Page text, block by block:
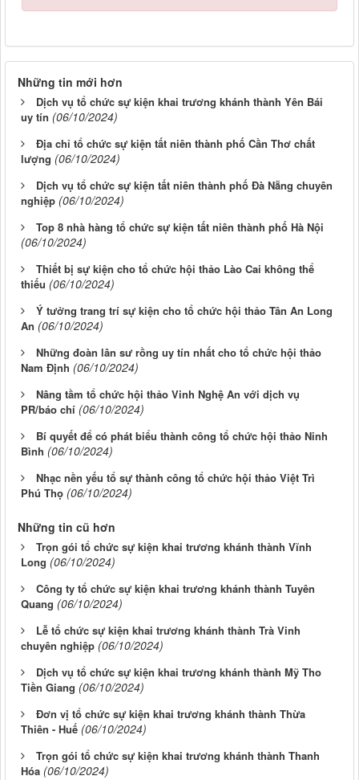
Những tin mới hơn
Dịch vụ tổ chức sự kiện khai trương khánh thành Yên Bái
uy tín (06/10/2024)
Địa chỉ tổ chức sự kiện tất niên thành phố Cần Thơ chất
lượng (06/10/2024)
Dịch vụ tổ chức sự kiện tất niên thành phố Đà Nẵng chuyên
nghiệp (06/10/2024)
Top 8 nhà hàng tổ chức sự kiện tất niên thành phố Hà Nội
(06/10/2024)
Thiết bị sự kiện cho tổ chức hội thảo Lào Cai không thể
thiếu (06/10/2024)
Ý tưởng trang trí sự kiện cho tổ chức hội thảo Tân An Long
An (06/10/2024)
Những đoàn lân sư rồng uy tín nhất cho tổ chức hội thảo
Nam Định (06/10/2024)
Nâng tầm tổ chức hội thảo Vinh Nghệ An với dịch vụ
PR/báo chí (06/10/2024)
Bí quyết để có phát biểu thành công tổ chức hội thảo Ninh
Bình (06/10/2024)
Nhạc nền yếu tổ sự thành công tổ chức hội thảo Việt Trì
Phú Thọ (06/10/2024)
Những tin cũ hơn
Trọn gói tổ chức sự kiện khai trương khánh thành Vĩnh
Long (06/10/2024)
Công ty tổ chức sự kiện khai trương khánh thành Tuyên
Quang (06/10/2024)
Lễ tổ chức sự kiện khai trương khánh thành Trà Vinh
chuyên nghiệp (06/10/2024)
Dịch vụ tổ chức sự kiện khai trương khánh thành Mỹ Tho
Tiền Giang (06/10/2024)
Đơn vị tổ chức sự kiện khai trương khánh thành Thừa
Thiên - Huế (06/10/2024)
Trọn gói tổ chức sự kiện khai trương khánh thành Thanh
Hóa (06/10/2024)